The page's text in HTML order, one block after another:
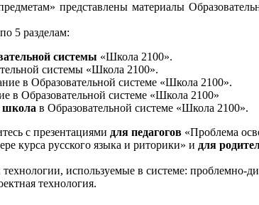
представлены материалы
5 разделам:
системы «Школа 2100».
системы «Школа 2100».
в Образовательной системе «Школа 2100».
в Образовательной системе «Школа 2100»
школа в Образовательной системе «Школа 2100».
с презентациями для педагогов «Проблема
курса русского языка и риторики» и для
используемые в системе: проблемно-
технология.